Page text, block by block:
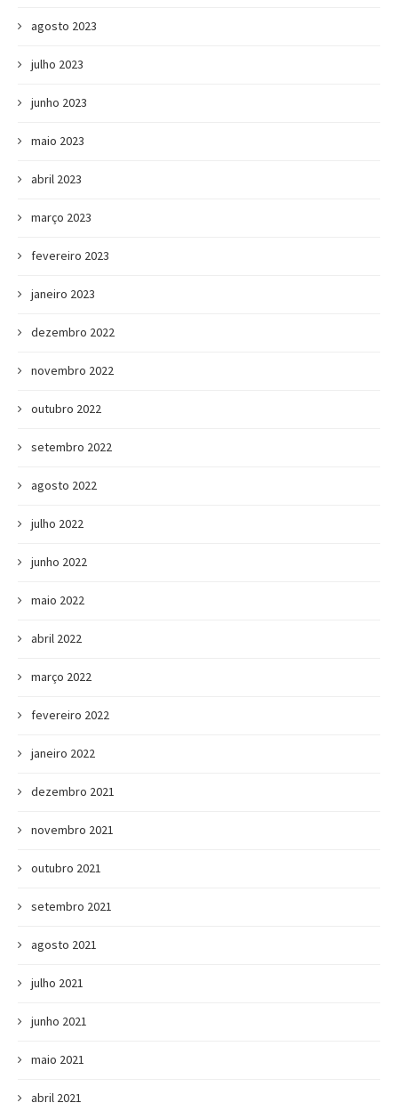
agosto 2023
julho 2023
junho 2023
maio 2023
abril 2023
março 2023
fevereiro 2023
janeiro 2023
dezembro 2022
novembro 2022
outubro 2022
setembro 2022
agosto 2022
julho 2022
junho 2022
maio 2022
abril 2022
março 2022
fevereiro 2022
janeiro 2022
dezembro 2021
novembro 2021
outubro 2021
setembro 2021
agosto 2021
julho 2021
junho 2021
maio 2021
abril 2021